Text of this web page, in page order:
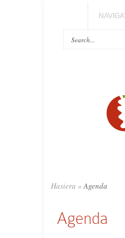
Hasiera » Agenda
Agenda